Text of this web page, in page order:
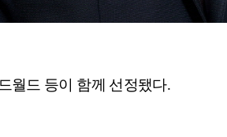
월드 등이 함께 선정됐다.